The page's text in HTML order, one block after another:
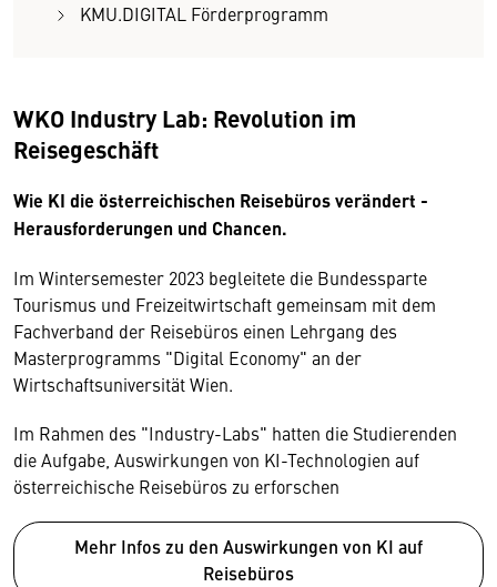
KMU.DIGITAL Förderprogramm
WKO Industry Lab: Revolution im
Reisegeschäft
Wie KI die österreichischen Reisebüros verändert -
Herausforderungen und Chancen.
Im Wintersemester 2023 begleitete die Bundessparte
Tourismus und Freizeitwirtschaft gemeinsam mit dem
Fachverband der Reisebüros einen Lehrgang des
Masterprogramms "Digital Economy" an der
Wirtschaftsuniversität Wien.
Im Rahmen des "Industry-Labs" hatten die Studierenden
die Aufgabe, Auswirkungen von KI-Technologien auf
österreichische Reisebüros zu erforschen
Mehr Infos zu den Auswirkungen von KI auf
Reisebüros